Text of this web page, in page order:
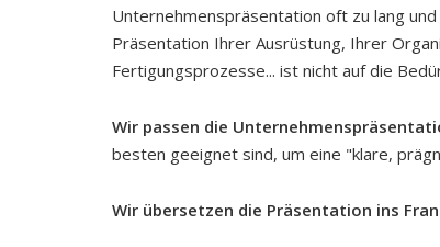
Unternehmenspräsentation oft zu lang
Präsentation Ihrer Ausrüstung, Ihrer
Fertigungsprozesse... ist nicht auf die
Wir passen die
besten geeignet sind, um eine "klare,
Wir übersetzen die Präsentation ins